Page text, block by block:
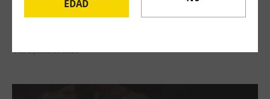
EDAD
Challenger Hagen: Carlos Taberner vs Juan
4 de agosto de 2026